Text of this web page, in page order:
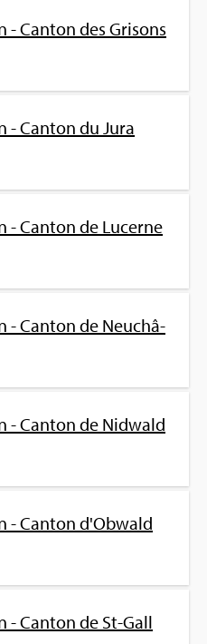
- Can­ton des Gri­sons
- Can­ton du Jura
- Can­ton de Lucerne
- Can­ton de Neu­châ­
- Can­ton de Nid­wald
- Can­ton d'Ob­wald
- Can­ton de St-Gall